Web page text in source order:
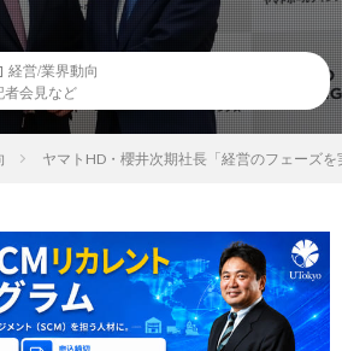
経営/業界動向
者会見など
ヤマトHD・櫻井次期社長「経営のフェーズ